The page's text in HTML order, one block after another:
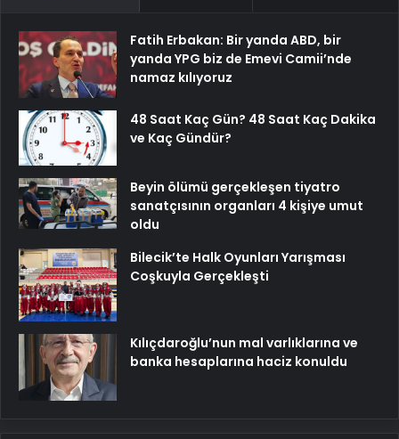
Fatih Erbakan: Bir yanda ABD, bir
yanda YPG biz de Emevi Camii’nde
namaz kılıyoruz
48 Saat Kaç Gün? 48 Saat Kaç Dakika
ve Kaç Gündür?
Beyin ölümü gerçekleşen tiyatro
sanatçısının organları 4 kişiye umut
oldu
Bilecik’te Halk Oyunları Yarışması
Coşkuyla Gerçekleşti
Kılıçdaroğlu’nun mal varlıklarına ve
banka hesaplarına haciz konuldu